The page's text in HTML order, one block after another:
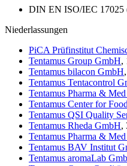
DIN EN ISO/IEC 17025
Niederlassungen
PiCA Prüfinstitut
Tentamus Group GmbH,
Tentamus bilacon GmbH
Tentamus Tentacontrol
Tentamus Pharma &
Tentamus Center for
Tentamus QSI Quality
Tentamus Rheda GmbH,
Tentamus Pharma &
Tentamus BAV Institut
Tentamus aromaLab